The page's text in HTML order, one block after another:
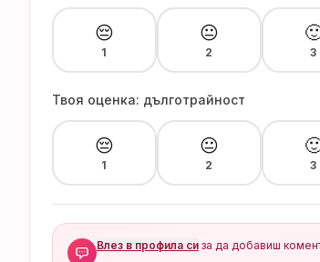
😔
1
😐
2 3
Твоя оценка: дълготрайност
😔
1
😐
2 3
Влез в профила си за да добавиш